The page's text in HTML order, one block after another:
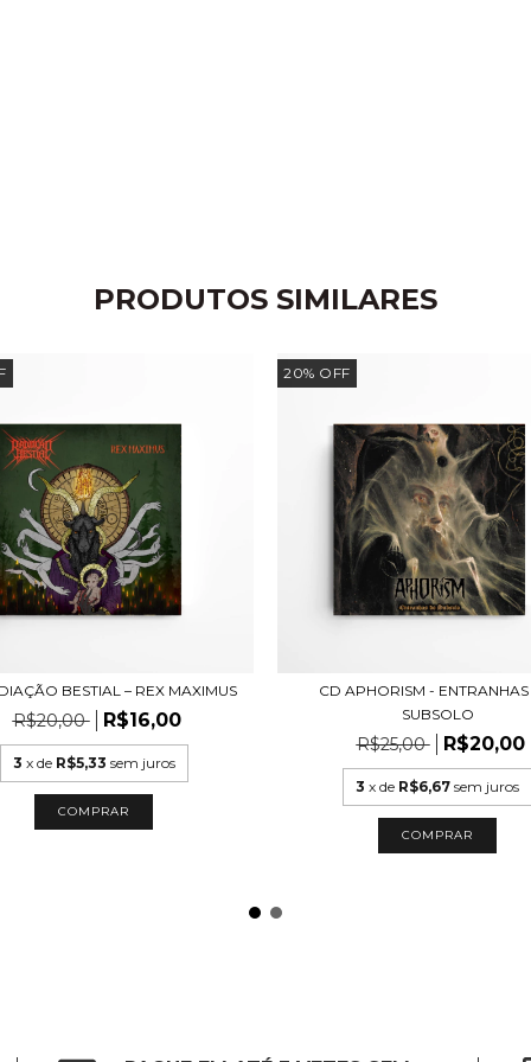
PRODUTOS SIMILARES
BESTIAL – REX MAXIMUS
R$20,00 R$16,00
3 x de R$5,33 sem juros
20% OFF
CD APHORISM -
SUBSOLO
R$25,00 R$20,00
3 x de R$6,67 sem juros